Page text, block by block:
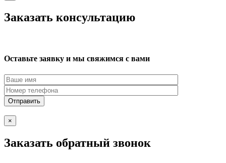
Заказать консультацию
Оставьте заявку и мы свяжимся с вами
×
Заказать обратный звонок